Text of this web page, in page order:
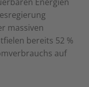
massiven
bereits 52 %
auf